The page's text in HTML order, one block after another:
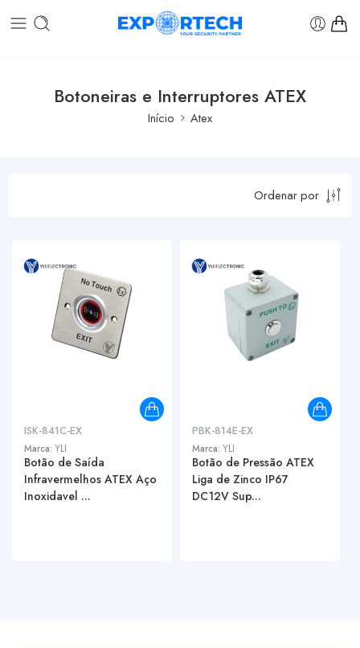
Botoneiras e Interruptores ATEX
Início Atex
Ordenar por
ISK-841C-EX
Marca: YLI
Botão de Saída
Infravermelhos ATEX Aço
Inoxidavel ...
PBK-814E-EX
Marca: YLI
Botão de Pressão ATEX
Liga de Zinco IP67
DC12V Sup...